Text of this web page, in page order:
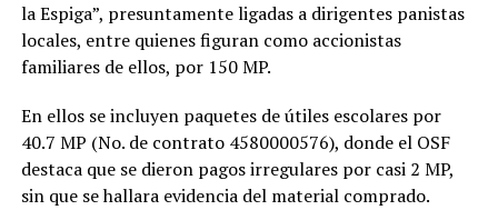
la Espiga”, presuntamente ligadas a dirigentes panistas
locales, entre quienes figuran como accionistas
familiares de ellos, por 150 MP.
En ellos se incluyen paquetes de útiles escolares por
40.7 MP (No. de contrato 4580000576), donde el OSF
destaca que se dieron pagos irregulares por casi 2 MP,
sin que se hallara evidencia del material comprado.